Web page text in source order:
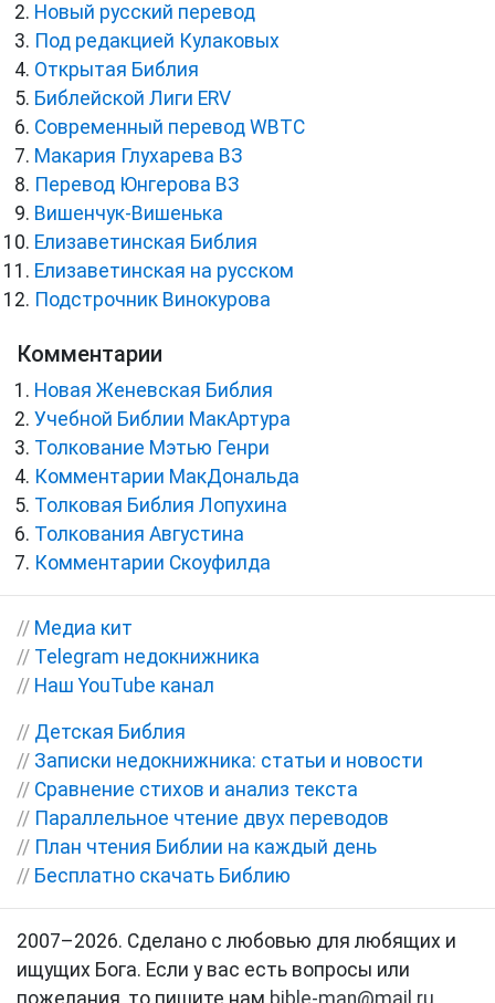
Новый русский перевод
Под редакцией Кулаковых
Открытая Библия
Библейской Лиги ERV
Cовременный перевод WBTC
Макария Глухарева ВЗ
Перевод Юнгерова ВЗ
Вишенчук-Вишенька
Елизаветинская Библия
Елизаветинская на русском
Подстрочник Винокурова
Комментарии
Новая Женевская Библия
Учебной Библии МакАртура
Толкование Мэтью Генри
Комментарии МакДональда
Толковая Библия Лопухина
Толкования Августина
Комментарии Скоуфилда
// Медиа кит
// Telegram недокнижника
// Наш YouTube канал
// Детская Библия
// Записки недокнижника: статьи и новости
// Сравнение стихов и анализ текста
// Параллельное чтение двух переводов
// План чтения Библии на каждый день
// Бесплатно скачать Библию
2007–2026. Сделано с любовью для любящих и
ищущих Бога. Если у вас есть вопросы или